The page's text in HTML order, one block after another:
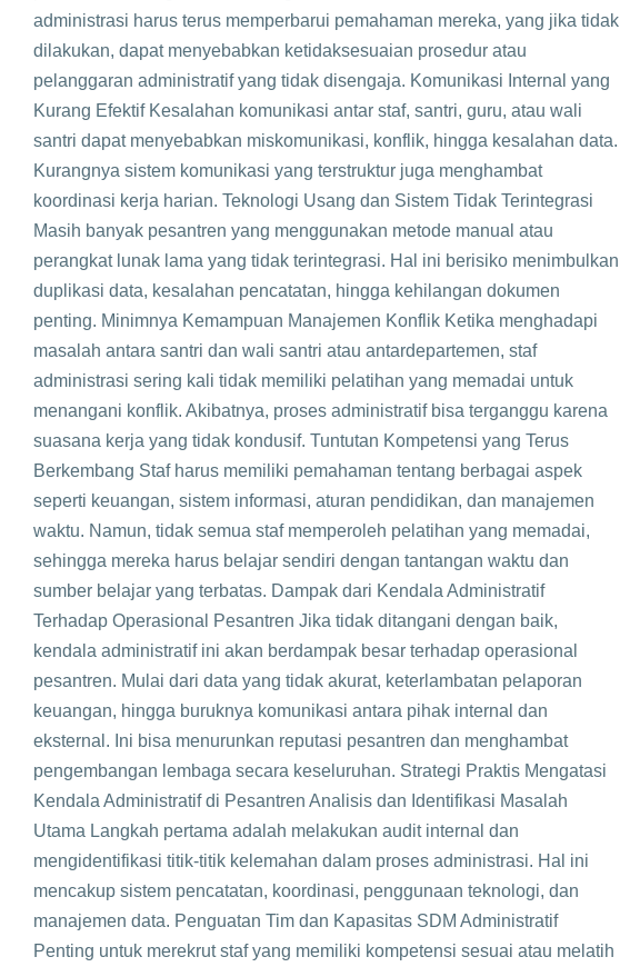
administrasi harus terus memperbarui pemahaman mereka, yang jika tidak
dilakukan, dapat menyebabkan ketidaksesuaian prosedur atau
pelanggaran administratif yang tidak disengaja. Komunikasi Internal yang
Kurang Efektif Kesalahan komunikasi antar staf, santri, guru, atau wali
santri dapat menyebabkan miskomunikasi, konflik, hingga kesalahan data.
Kurangnya sistem komunikasi yang terstruktur juga menghambat
koordinasi kerja harian. Teknologi Usang dan Sistem Tidak Terintegrasi
Masih banyak pesantren yang menggunakan metode manual atau
perangkat lunak lama yang tidak terintegrasi. Hal ini berisiko menimbulkan
duplikasi data, kesalahan pencatatan, hingga kehilangan dokumen
penting. Minimnya Kemampuan Manajemen Konflik Ketika menghadapi
masalah antara santri dan wali santri atau antardepartemen, staf
administrasi sering kali tidak memiliki pelatihan yang memadai untuk
menangani konflik. Akibatnya, proses administratif bisa terganggu karena
suasana kerja yang tidak kondusif. Tuntutan Kompetensi yang Terus
Berkembang Staf harus memiliki pemahaman tentang berbagai aspek
seperti keuangan, sistem informasi, aturan pendidikan, dan manajemen
waktu. Namun, tidak semua staf memperoleh pelatihan yang memadai,
sehingga mereka harus belajar sendiri dengan tantangan waktu dan
sumber belajar yang terbatas. Dampak dari Kendala Administratif
Terhadap Operasional Pesantren Jika tidak ditangani dengan baik,
kendala administratif ini akan berdampak besar terhadap operasional
pesantren. Mulai dari data yang tidak akurat, keterlambatan pelaporan
keuangan, hingga buruknya komunikasi antara pihak internal dan
eksternal. Ini bisa menurunkan reputasi pesantren dan menghambat
pengembangan lembaga secara keseluruhan. Strategi Praktis Mengatasi
Kendala Administratif di Pesantren Analisis dan Identifikasi Masalah
Utama Langkah pertama adalah melakukan audit internal dan
mengidentifikasi titik-titik kelemahan dalam proses administrasi. Hal ini
mencakup sistem pencatatan, koordinasi, penggunaan teknologi, dan
manajemen data. Penguatan Tim dan Kapasitas SDM Administratif
Penting untuk merekrut staf yang memiliki kompetensi sesuai atau melatih